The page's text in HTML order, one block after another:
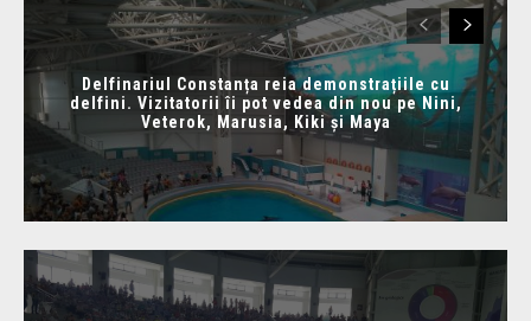
Delfinariul Constanța reia demonstrațiile cu
delfini. Vizitatorii îi pot vedea din nou pe Nini,
Veterok, Marusia, Kiki și Maya